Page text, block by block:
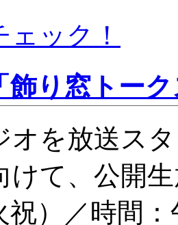
ック！
飾り窓トー
オを放送ス
けて、公開
祝）／時間